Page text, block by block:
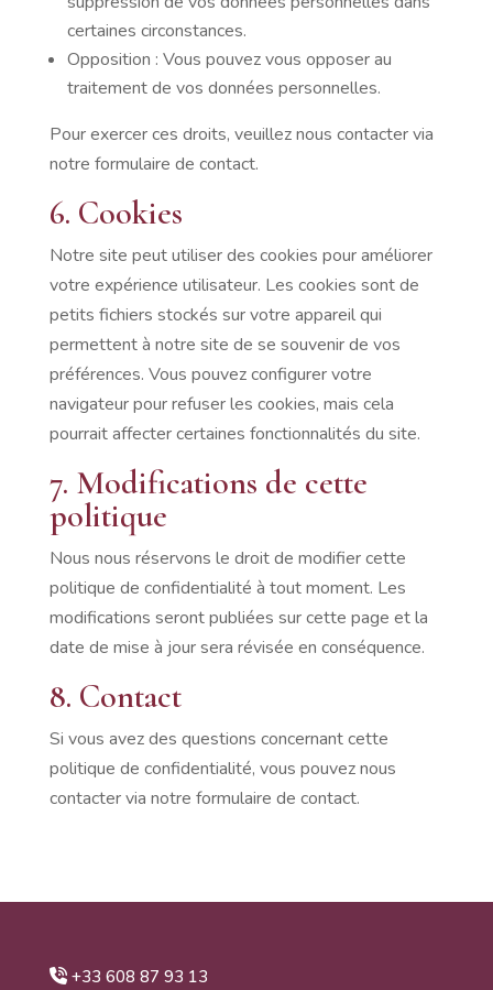
certaines circonstances.
Opposition : Vous pouvez vous opposer au
traitement de vos données personnelles.
Pour exercer ces droits, veuillez nous contacter via
notre formulaire de contact.
6. Cookies
Notre site peut utiliser des cookies pour améliorer
votre expérience utilisateur. Les cookies sont de
petits fichiers stockés sur votre appareil qui
permettent à notre site de se souvenir de vos
préférences. Vous pouvez configurer votre
navigateur pour refuser les cookies, mais cela
pourrait affecter certaines fonctionnalités du site.
7. Modifications de cette
politique
Nous nous réservons le droit de modifier cette
politique de confidentialité à tout moment. Les
modifications seront publiées sur cette page et la
date de mise à jour sera révisée en conséquence.
8. Contact
Si vous avez des questions concernant cette
politique de confidentialité, vous pouvez nous
contacter via notre formulaire de contact.
+33 608 87 93 13